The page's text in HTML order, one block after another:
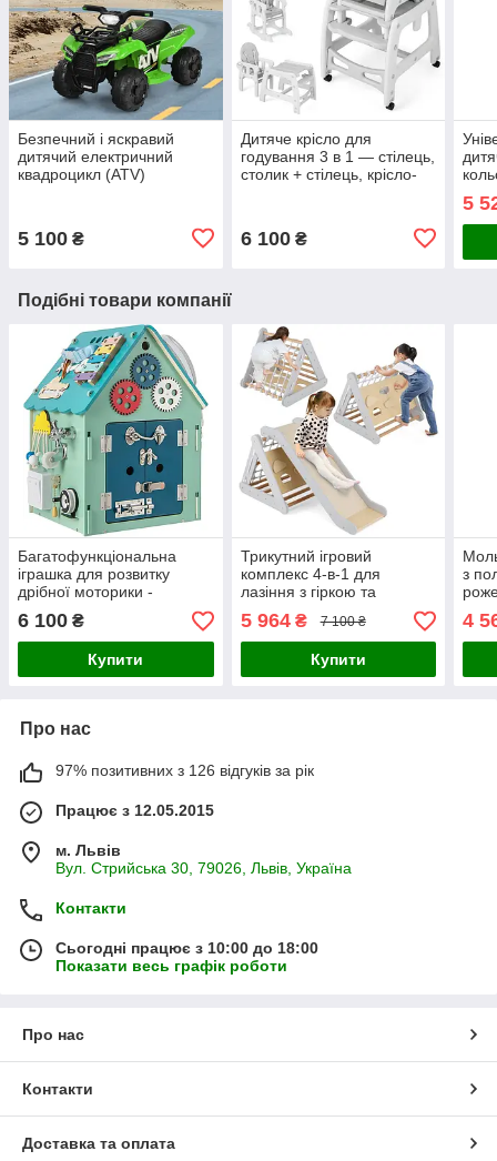
Безпечний і яскравий
дитячий електричний
квадроцикл (ATV)
5 100 ₴
Дитяче крісло для
годування 3 в 1 — стілець,
столик + стілець, крісло-
6 100₴
5
Подібні товари компанії
Багатофункціональна
іграшка для розвитку
дрібної моторики -
6 100 ₴
Купити
Трикутний ігровий
комплекс 4-в-1 для
лазіння з гіркою та
5 964₴ 7 100 ₴
Купити
з
4
Про нас
97% позитивних з 126 відгуків за рік
Працює з 12.05.2015
м. Львів
Вул. Стрийська 30, 79026, Львів, Україна
Контакти
Сьогодні працює з 10:00 до 18:00
Показати весь графік роботи
Про нас
Контакти
Доставка та оплата